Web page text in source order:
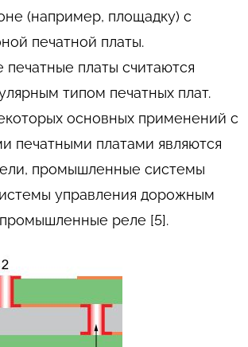
(например, площадку) с
печатной платы.
платы считаются
типом печатных плат.
основных применений с
печатными платами являются
промышленные системы
управления дорожным
реле [5].